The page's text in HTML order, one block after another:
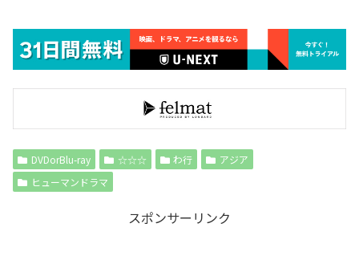
DVDorBlu-ray ☆☆☆ わ行
アジア
ヒューマンドラマ
スポンサーリンク